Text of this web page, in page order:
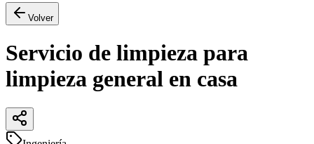
Volver
Servicio de limpieza para
limpieza general en casa